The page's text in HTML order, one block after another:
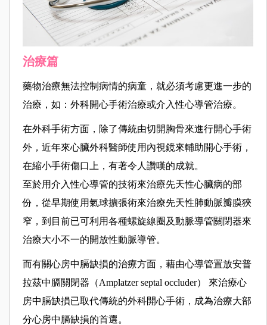
治療篇
藥物治療無法控制病情的病童，就必須考慮更進一步的
治療，如：外科開心手術治療或介入性心導管治療。
在外科手術方面，除了傳統由切開胸骨來進行開心手術
外，近年來心臟外科醫師使用內視鏡來輔助開心手術，
在縮小手術傷口上，有著令人讚嘆的成就。
至於用介入性心導管的技術來治療先天性心臟病的部
份，從早期使用氣球擴張術來治療先天性肺動脈瓣膜狹
窄，到目前已可利用各種螺旋線圈及動脈導管關閉器來
治療大小不一的開放性動脈導管。
而有關心房中膈缺損的治療方面，藉由心導管置放安普
拉茲中膈關閉器（Amplatzer septal occluder） 來治療心
房中膈缺損已取代傳統的外科開心手術，成為治療大部
分心房中膈缺損的首選。